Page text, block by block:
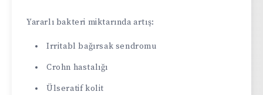
Yararlı bakteri miktarında artış:
Irritabl bağırsak sendromu
Crohn hastalığı
Ülseratif kolit